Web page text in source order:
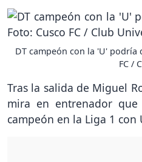
DT campeón con la 'U' podría
FC /
Tras la salida de Miguel
mira en entrenador
campeón en la Liga 1 con